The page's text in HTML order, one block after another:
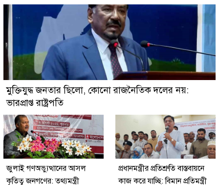
মুক্তিযুদ্ধ জনতার ছিলো, কোনো রাজনৈতিক দলের নয়:
ভারপ্রাপ্ত রাষ্ট্রপতি
জুলাই গণঅভ্যুত্থানের আসল
কৃতিত্ব জনগণের: তথ্যমন্ত্রী
প্রধানমন্ত্রীর প্রতিশ্রুতি বাস্তবায়নে
কাজ করে যাচ্ছি: বিমান প্রতিমন্ত্রী